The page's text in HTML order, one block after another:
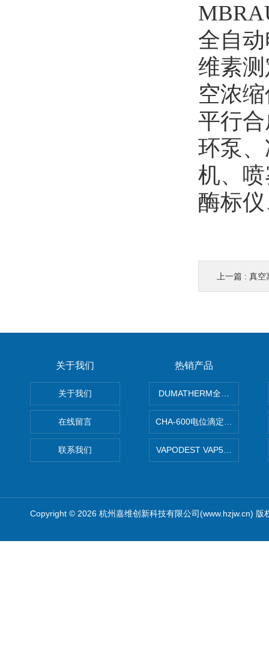
全自
维素
空浓
平行
环泵
机、
酶标
上一篇 : 真空
关于我们
关于我们
在线留言
联系我们
热销产品
DUMATHERM全自动杜马斯
CHA-600电位滴定仪自动样品
VAPODEST VAP500全自
Copyright © 2026 杭州嘉维创新科技有限公司(www.hzjw.cn) 版